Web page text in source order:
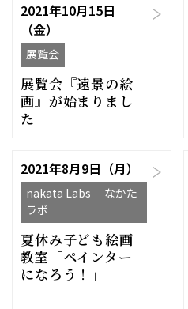
2021年10月15日
（金）
展覧会
展覧会『遠景の絵
画』が始まりまし
た
2021年8月9日（月）
nakata Labs なかた
ラボ
夏休み子ども絵画
教室「ペインター
になろう！」